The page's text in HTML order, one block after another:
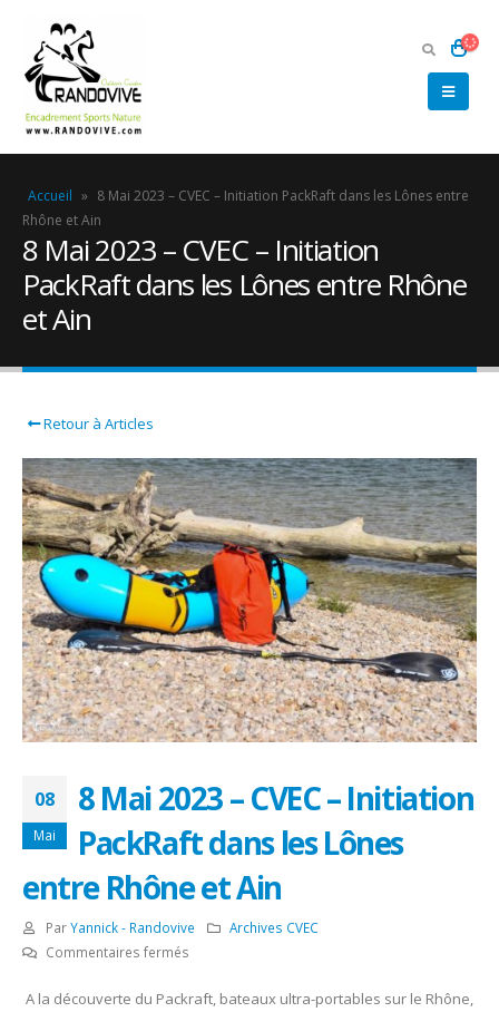
Accueil » 8 Mai 2023 – CVEC – Initiation PackRaft dans les Lônes entre
Rhône et Ain
8 Mai 2023 – CVEC – Initiation
PackRaft dans les Lônes entre Rhône
et Ain
Retour à Articles
08
Mai
8 Mai 2023 – CVEC – Initiation
PackRaft dans les Lônes
entre Rhône et Ain
Par Yannick - Randovive
Archives CVEC
Commentaires ferméssur
Mai
A la découverte du Packraft, bateaux ultra-portables sur le Rhône,